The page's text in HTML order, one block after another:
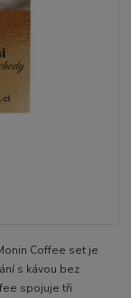
Coffee set je
s kávou bez
spojuje tři